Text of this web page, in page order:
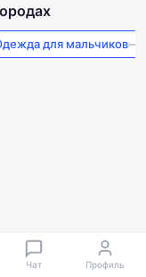
для мальчиков—
Чат Профиль